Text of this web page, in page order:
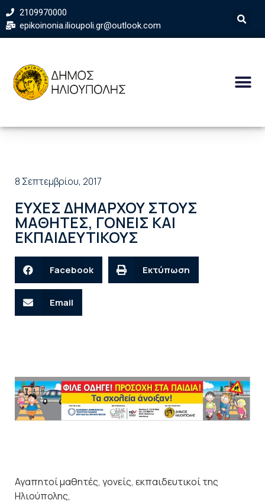
2109970000
epikoinonia.ilioupoli.gr@outlook.com
8 Σεπτεμβρίου, 2017
ΕΥΧΕΣ ΔΗΜΑΡΧΟΥ ΣΤΟΥΣ
ΜΑΘΗΤΕΣ, ΓΟΝΕΙΣ ΚΑΙ
ΕΚΠΑΙΔΕΥΤΙΚΟΥΣ
Facebook Εκτύπωση
Email
Αγαπητοί μαθητές, γονείς, εκπαιδευτικοί της
Ηλιούπολης,